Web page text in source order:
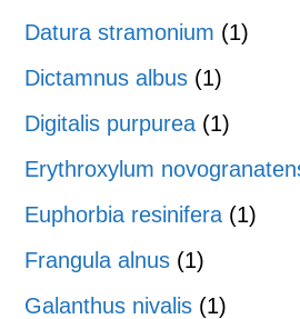
Datura stramonium (1)
Dictamnus albus (1)
Digitalis purpurea (1)
Erythroxylum
Euphorbia resinifera (1)
Frangula alnus (1)
Galanthus nivalis (1)